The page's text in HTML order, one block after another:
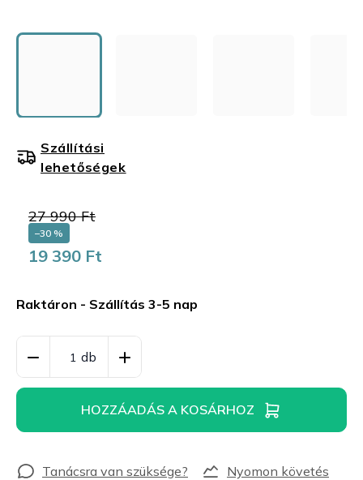
27 990 Ft
–30 %
19 390 Ft
Raktáron - Szállítás 3-5 nap
Szállítási
lehetőségek
HOZZÁADÁS A KOSÁRHOZ
Nyomon követés